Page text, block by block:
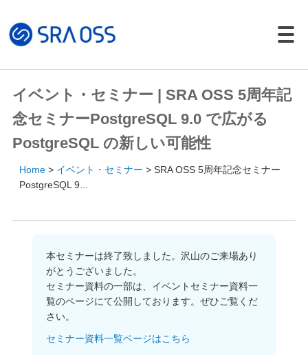
製品・サービス一覧
サポートサービス
導入・構築サービス
イベント・セミナー
イベント・セミナー
セミナー資料
オープンソース活動
イベント・セミナー | SRA OSS 5周年記
念セミナーPostgreSQL 9.0 で広がる
PostgreSQL の新しい可能性
Home イベント・セミナー
SRA OSS 5周年記念セミナー
PostgreSQL 9...
本セミナーは終了致しました。沢山のご来場あり
がとうございました。
セミナー資料の一部は、イベントセミナー資料一
覧のページにて公開しております。ぜひご覧くだ
さい。
セミナー資料一覧ページはこちら